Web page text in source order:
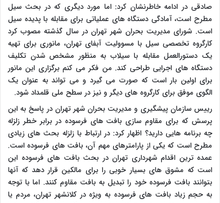
صادقی در ادامه خاطرنشان کرد: اما مورد دیگری که در بحث سیل
مطرح است، آمادگی دستگاه های عملیاتی برای مقابله با پدیده سیل
است. شورای مدیریت بحران شهر تهران در سال گذشته مصوب کرد
کارگروه تخصصی سیل با مسوولیت آبفای تهران، مانوری برای تهیه
یک دستورالعمل مقابله با سیلاب به منظور مشخص شدن تکلیف
دستگاه های اجرایی طراحی کند. من فکر می کنم برگزاری این مانور
برای اولین بار است که صورت می گیرد و می تواند به عنوان یک
الگوی موفق برای کارگروه های دیگر و نیز در سطح ملی قلمداد شود.
رییس سازمان پیشگیری و مدیریت بحران شهر تهران در پاسخ به این
پرسش که برای مقاوم سازی بافت های فرسوده در برابر خطر زلزله
چه برنامه هایی دارید؟ اظهار کرد: در ارتباط با زلزله بحث های زیادی
مطرح است که یکی از پارامترهای مهم آن، بافت های فرسوده است.
عمده ترین اقدام شهرداری تهران در بحث بافت های فرسوده این
است که مشوق های بسیار خوبی را برای مالکین قرار دهد که آنها
بتوانند بافت فرسوده خود را تبدیل به بافت مقاوم کنند. اما با توجه
به حجم زیاد بافت های فرسوده به ویژه در کلانشهر تهران، مردم یا